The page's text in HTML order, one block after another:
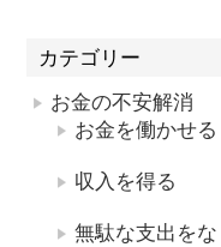
カテゴリー
お金の不安解消
お金を働かせる
収入を得る
無駄な支出をな